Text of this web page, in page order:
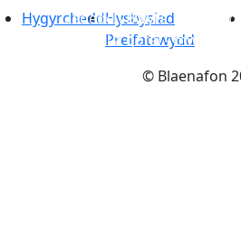
Lleoedd i Bwyta
baratoi â gofal -
HygyrcheddHysbysiad
Preifatrwydd
© Blaenafon